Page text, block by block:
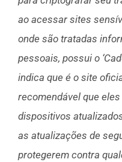
ao acessar sites
onde são tratadas
pessoais, possui o
indica que é o site
recomendável que
dispositivos
as atualizações de
protegerem contra